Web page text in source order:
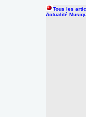
Tous les
Actualité